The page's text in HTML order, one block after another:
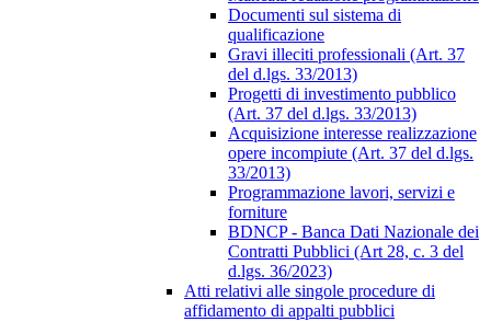
Documenti sul sistema di
qualificazione
Gravi illeciti professionali (Art. 37
del d.lgs. 33/2013)
Progetti di investimento pubblico
(Art. 37 del d.lgs. 33/2013)
Acquisizione interesse realizzazione
opere incompiute (Art. 37 del d.lgs.
33/2013)
Programmazione lavori, servizi e
forniture
BDNCP - Banca Dati Nazionale dei
Contratti Pubblici (Art 28, c. 3 del
d.lgs. 36/2023)
Atti relativi alle singole procedure di
affidamento di appalti pubblici